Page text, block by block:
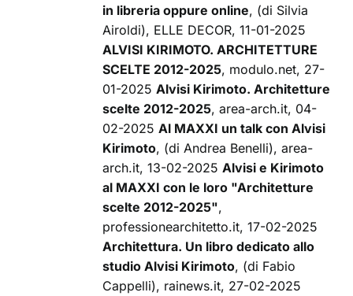
in libreria oppure online, (di Silvia
Airoldi), ELLE DECOR, 11-01-2025
ALVISI KIRIMOTO. ARCHITETTURE
SCELTE 2012-2025, modulo.net, 27-
01-2025Alvisi Kirimoto. Architetture
scelte 2012-2025, area-arch.it, 04-
02-2025Al MAXXI un talk con Alvisi
Kirimoto, (di Andrea Benelli), area-
arch.it, 13-02-2025Alvisi e Kirimoto
al MAXXI con le loro "Architetture
scelte 2012-2025",
professionearchitetto.it, 17-02-2025
Architettura. Un libro dedicato allo
studio Alvisi Kirimoto, (di Fabio
Cappelli), rainews.it, 27-02-2025